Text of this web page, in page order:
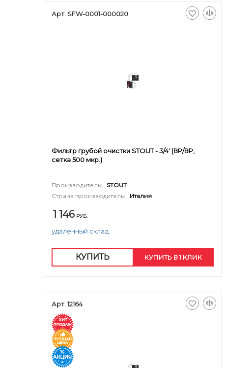
Арт. SFW-0001-000020
Фильтр грубой очистки STOUT - 3/4' (ВР/ВР,
сетка 500 мкр.)
Производитель:
STOUT
Страна производитель:
Италия
1 146 РУБ.
удаленный склад.
КУПИТЬ КУПИТЬ В 1 КЛИК
Арт. 12164